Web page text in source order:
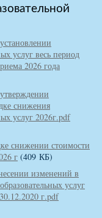
услуг весь период
2026 года
снижения
услуг 2026г.pdf
снижении стоимости
г (409 КБ)
изменений в
услуг
г.pdf